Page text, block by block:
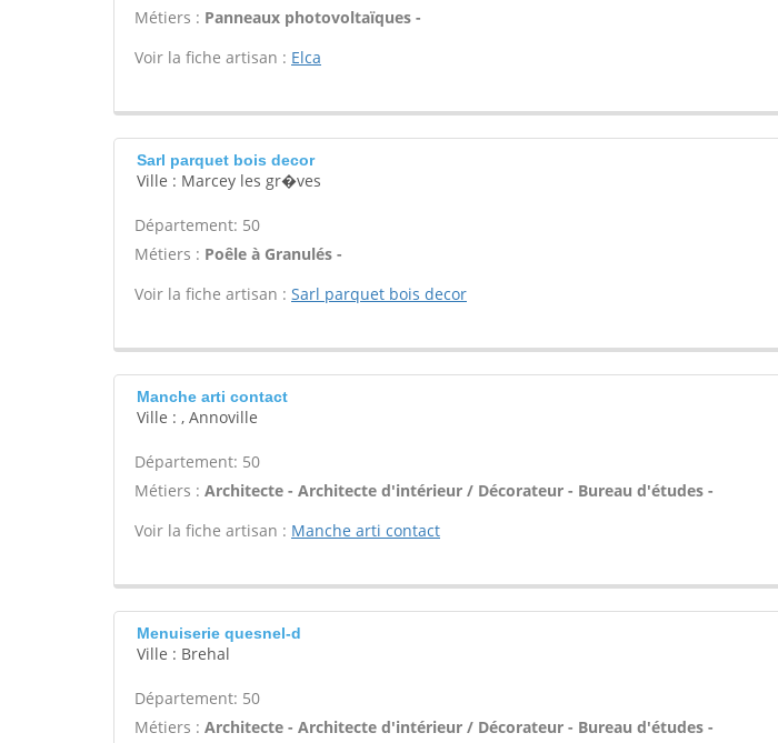
Métiers : Panneaux photovoltaïques -
Voir la fiche artisan : Elca
Sarl parquet bois decor
Ville : Marcey les gr�ves
Département: 50
Métiers : Poêle à Granulés -
Voir la fiche artisan : Sarl parquet bois decor
Manche arti contact
Ville : , Annoville
Département: 50
Métiers : Architecte - Architecte d'intérieur / Décorateur - Bureau d'études -
Voir la fiche artisan : Manche arti contact
Menuiserie quesnel-d
Ville : Brehal
Département: 50
Métiers : Architecte - Architecte d'intérieur / Décorateur - Bureau d'études -